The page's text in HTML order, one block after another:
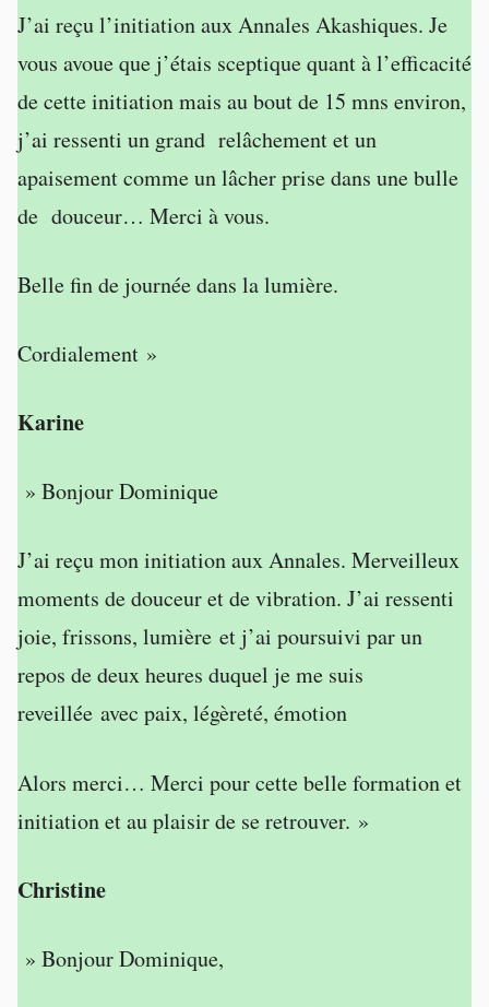
J’ai reçu l’initiation aux Annales Akashiques. Je
vous avoue que j’étais sceptique quant à l’efficacité
de cette initiation mais au bout de 15 mns environ,
j’ai ressenti un grand relâchement et un
apaisement comme un lâcher prise dans une bulle
de douceur… Merci à vous.
Belle fin de journée dans la lumière.
Cordialement »
Karine
» Bonjour Dominique
J’ai reçu mon initiation aux Annales. Merveilleux
moments de douceur et de vibration. J’ai ressenti
joie, frissons, lumière et j’ai poursuivi par un
repos de deux heures duquel je me suis
reveillée avec paix, légèreté, émotion
Alors merci… Merci pour cette belle formation et
initiation et au plaisir de se retrouver. »
Christine
» Bonjour Dominique,